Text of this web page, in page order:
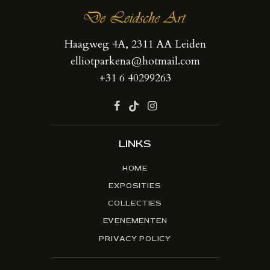
Haagweg 4A, 2311 AA Leiden
elliotparkena@hotmail.com
+31 6 40299263
LINKS
HOME
EXPOSITIES
COLLECTIES
EVENEMENTEN
PRIVACY POLICY